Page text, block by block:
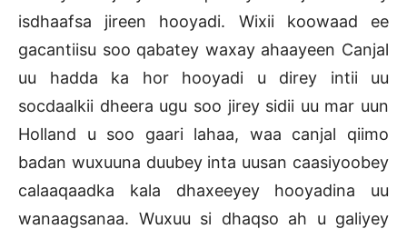
isdhaafsa jireen hooyadi. Wixii koowaad ee
gacantiisu soo qabatey waxay ahaayeen Canjal
uu hadda ka hor hooyadi u direy intii uu
socdaalkii dheera ugu soo jirey sidii uu mar uun
Holland u soo gaari lahaa, waa canjal qiimo
badan wuxuuna duubey inta uusan caasiyoobey
calaaqaadka kala dhaxeeyey hooyadina uu
wanaagsanaa. Wuxuu si dhaqso ah u galiyey